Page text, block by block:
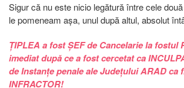
Sigur că nu este nicio legătură între cele
le pomeneam așa, unul după altul, absolut
ȚIPLEA a fost ȘEF de Cancelarie la fostul
imediat după ce a fost cercetat ca
de Instanțe penale ale Județului ARAD ca
INFRACTOR!